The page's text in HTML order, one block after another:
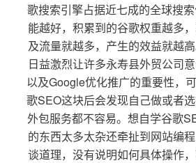
歌搜索引擎占据近七成的全球搜
能越好，积累到的谷歌权重越多
及流量就越多，产生的效益就越
日益激烈让许多永寿县外贸公司
以及Google优化推广的重要性，
歌SEO这块后会发现自己做或者
外包服务都不容易。想自学谷歌
的东西太多太杂还牵扯到网站编
谈道理，没有说明如何具体操作